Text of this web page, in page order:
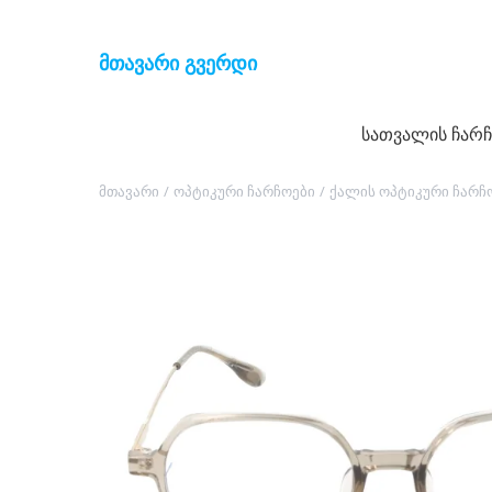
მთავარი გვერდი
სათვალის
მთავარი / ოპტიკური ჩარჩოები / ქალის ოპტიკური